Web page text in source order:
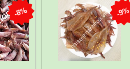
-8% -9%